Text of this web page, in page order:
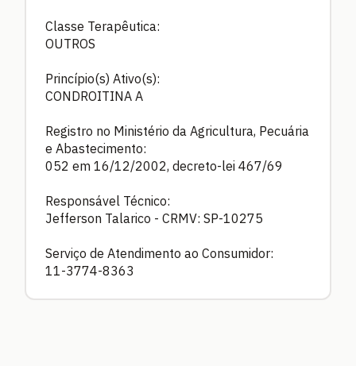
Classe Terapêutica:
OUTROS
Princípio(s) Ativo(s):
CONDROITINA A
Registro no Ministério da Agricultura, Pecuária
e Abastecimento:
052 em 16/12/2002, decreto-lei 467/69
Responsável Técnico:
Jefferson Talarico - CRMV: SP-10275
Serviço de Atendimento ao Consumidor:
11-3774-8363